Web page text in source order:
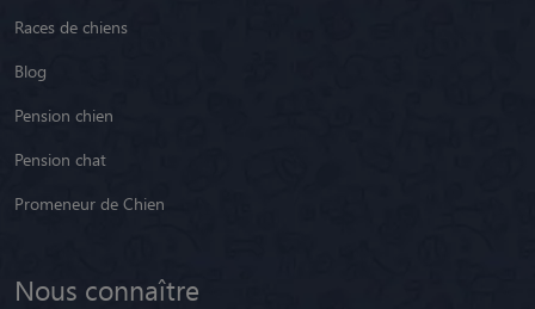
Races de chiens
Blog
Pension chien
Pension chat
Promeneur de Chien
Nous connaître